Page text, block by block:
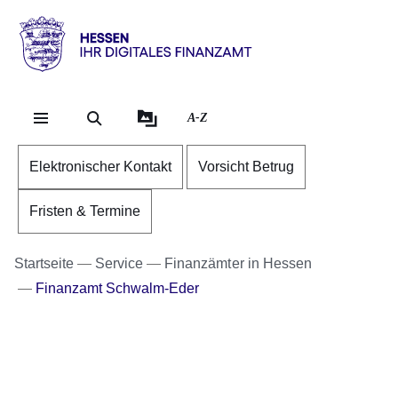
Direkt zum Kopf der
Direkt zum Inhalt
Direkt zum Fuß der
Hessen
Ihr
Finanzamt
A-Z
Elektronischer Kontakt Vorsicht Betrug
Fristen & Termine
Startseite Service
Finanzämter in Hessen
Finanzamt Schwalm-Eder